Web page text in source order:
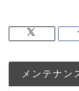
メンテナン